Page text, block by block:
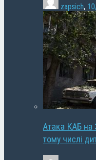
zapsich,
Атака КАБ на
тому числі